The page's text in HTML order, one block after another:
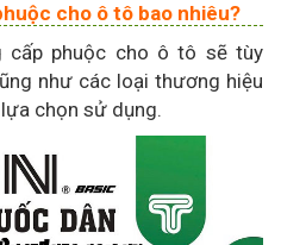
cho ô tô bao nhiêu?
cấp phuộc cho ô tô sẽ tùy
như các loại thương hiệu
chọn sử dụng.